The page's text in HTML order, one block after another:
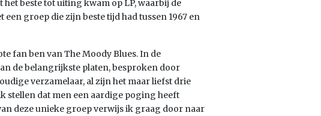
het beste tot uiting kwam op LP, waarbij de
groep die zijn beste tijd had tussen 1967 en
fan ben van The Moody Blues. In de
de belangrijkste platen, besproken door
verzamelaar, al zijn het maar liefst drie
stellen dat men een aardige poging heeft
deze unieke groep verwijs ik graag door naar